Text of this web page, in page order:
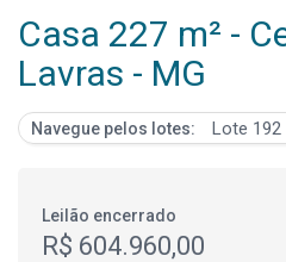
Casa 227 m² -
Lavras - MG
Navegue pelos lotes:
Leilão encerrado
R$ 604.960,00